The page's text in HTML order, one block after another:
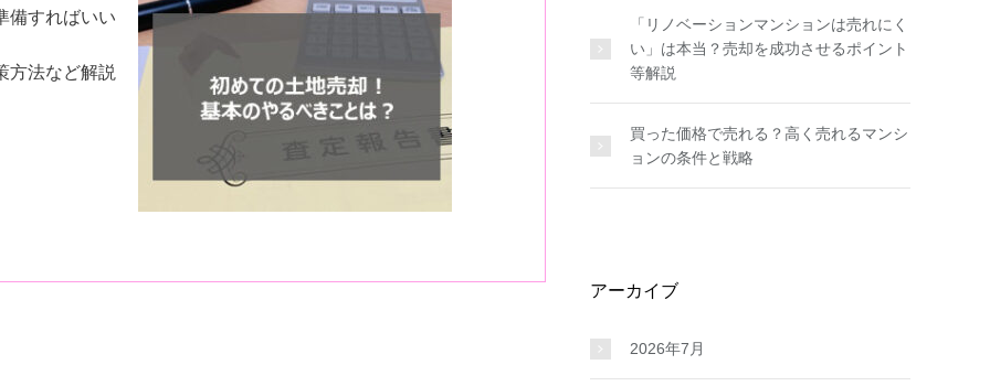
備すればいい
方法など解説
「リノベーションマンションは売れにく
い」は本当？売却を成功させるポイント
等解説
買った価格で売れる？高く売れるマンシ
ョンの条件と戦略
アーカイブ
2026年7月